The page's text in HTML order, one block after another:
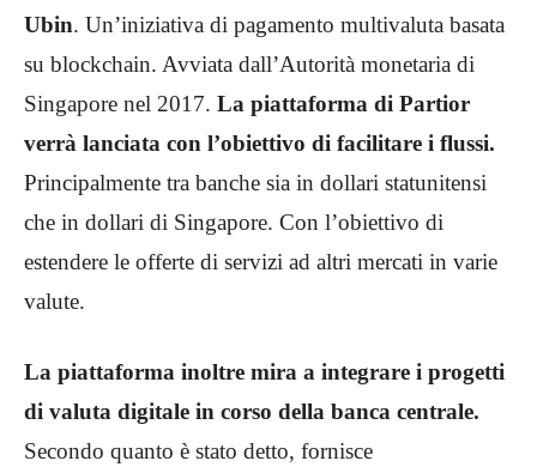
Ubin. Un’iniziativa di pagamento multivaluta basata
su blockchain. Avviata dall’Autorità monetaria di
Singapore nel 2017. La piattaforma di Partior
verrà lanciata con l’obiettivo di facilitare i flussi.
Principalmente tra banche sia in dollari statunitensi
che in dollari di Singapore. Con l’obiettivo di
estendere le offerte di servizi ad altri mercati in varie
valute.
La piattaforma inoltre mira a integrare i progetti
di valuta digitale in corso della banca centrale.
Secondo quanto è stato detto, fornisce